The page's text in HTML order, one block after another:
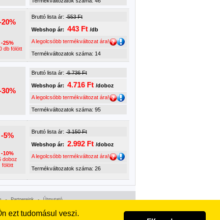
ezt tudomásul veszi.
20%
-25%
db fölött
Bruttó lista ár: 553 Ft
Webshop ár: 443 Ft /db
A legolcsóbb termékváltozat ára!
Termékváltozatok száma: 14
30%
Bruttó lista ár: 6.736 Ft
Webshop ár: 4.716 Ft /doboz
A legolcsóbb termékváltozat ára!
-5%
-10%
doboz
fölött
Bruttó lista ár: 3.150 Ft
Webshop ár: 2.992 Ft /doboz
A legolcsóbb termékváltozat ára!
Termékváltozatok száma: 26
- Partnereink - Útmutató